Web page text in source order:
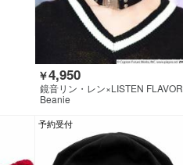
￥4,950
鏡音リン・レン×LISTEN FLAVOR
Beanie
予約受付